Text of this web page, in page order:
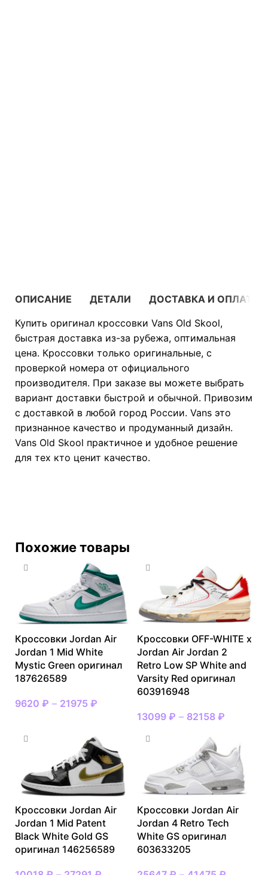
ОПИСАНИЕ ДЕТАЛИ
ДОСТАВКА И ОПЛАТА
Купить оригинал кроссовки Vans Old Skool,
быстрая доставка из-за рубежа, оптимальная
цена. Кроссовки только оригинальные, с
проверкой номера от официального
производителя. При заказе вы можете выбрать
вариант доставки быстрой и обычной. Привозим
с доставкой в любой город России. Vans это
признанное качество и продуманный дизайн.
Vans Old Skool практичное и удобное решение
для тех кто ценит качество.
Похожие товары
Кроссовки Jordan Air
Jordan 1 Mid White
Mystic Green оригинал
187626589
9620 ₽ – 21975 ₽
Кроссовки OFF-WHITE x
Jordan Air Jordan 2
Retro Low SP White and
Varsity Red оригинал
603916948
13099 ₽ – 82158 ₽
Кроссовки Jordan Air
Jordan 1 Mid Patent
Black White Gold GS
оригинал 146256589
Кроссовки Jordan Air
Jordan 4 Retro Tech
White GS оригинал
603633205